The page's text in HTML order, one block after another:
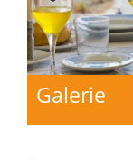
Previo
us
Galerie